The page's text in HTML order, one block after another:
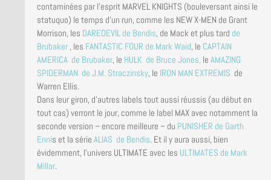
contaminées par l’esprit MARVEL KNIGHTS (bouleversant ainsi le
statuquo) le temps d’un run, comme les NEW X-MEN de Grant
Morrison, les DAREDEVIL de Bendis, de Mack et plus tard de
Brubaker , les FANTASTIC FOUR de Mark Waid, le CAPTAIN
AMERICA de Brubaker, le HULK de Bruce Jones, le AMAZING
SPIDERMAN de J.M. Straczinsky, le IRON MAN EXTREMIS de
Warren Ellis.
Dans leur giron, d’autres labels tout aussi réussis (au début en
tout cas) verront le jour, comme le label MAX avec notamment la
seconde version – encore meilleure – du PUNISHER de Garth
Ennis et la série ALIAS de Bendis. Et il y aura aussi, bien
évidemment, l’univers ULTIMATE avec les ULTIMATES de Mark
Millar.